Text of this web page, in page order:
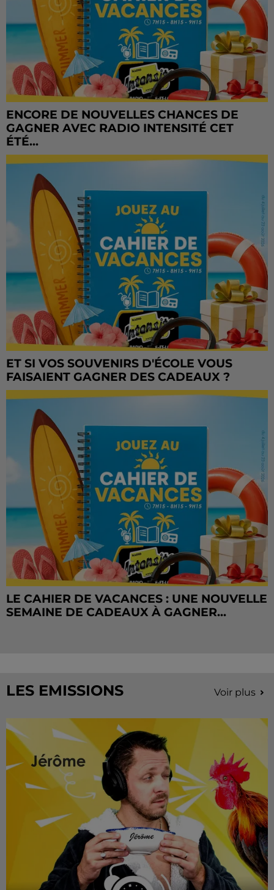
ENCORE DE NOUVELLES CHANCES DE
GAGNER AVEC RADIO INTENSITÉ CET
ÉTÉ...
ET SI VOS SOUVENIRS D'ÉCOLE VOUS
FAISAIENT GAGNER DES CADEAUX ?
LE CAHIER DE VACANCES : UNE NOUVELLE
SEMAINE DE CADEAUX À GAGNER...
LES EMISSIONS Voir plus